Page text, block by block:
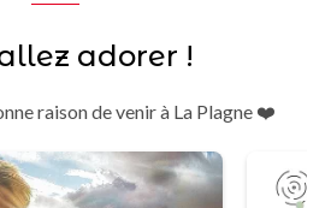
adorer !
raison de venir à La Plagne ❤️